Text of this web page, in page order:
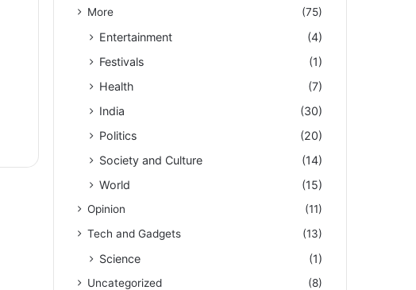
More (75)
Entertainment
(4)
Festivals
(1)
Health
(7)
India
(30)
Politics
(20)
Society and Culture
(14)
World
(15)
Opinion
(11)
Tech and Gadgets
(13)
Science (1)
Uncategorized
(8)